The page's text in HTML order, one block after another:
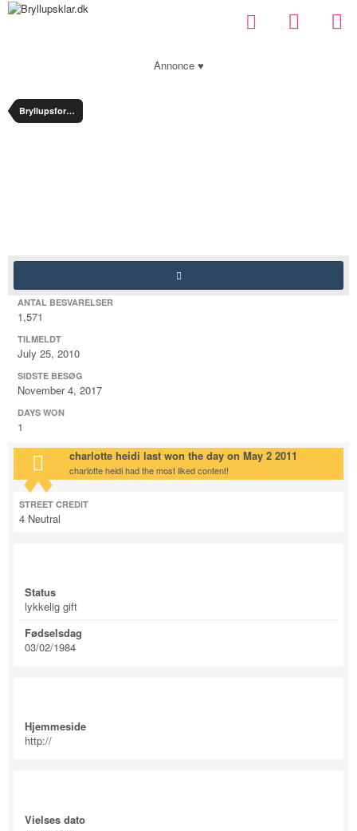
Annonce ♥
Bryllupsforum
ANTAL BESVARELSER
1,571
TILMELDT
July 25, 2010
SIDSTE BESØG
November 4, 2017
DAYS WON
1
charlotte heidi last won the day on May 2 2011
charlotte heidi had the most liked content!
STREET CREDIT
4 Neutral
Status
lykkelig gift
Fødselsdag
03/02/1984
Hjemmeside
http://
Vielses dato